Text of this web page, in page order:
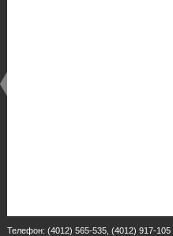
Телефон: (4012) 565-535, (4012) 917-105